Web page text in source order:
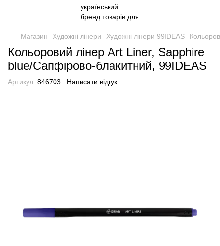
Магазин Художні лінери Художні лінери 99IDEAS
Кольоровий лінер Art Liner, Sapphire
blue/Сапфірово-блакитний, 99IDEAS
Артикул: 846703 Написати відгук